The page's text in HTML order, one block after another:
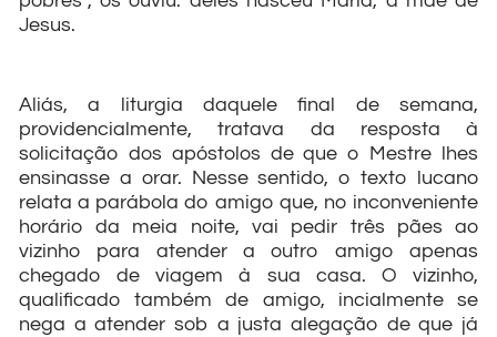
Jesus.
Aliás, a liturgia daquele final de semana,
providencialmente, tratava da resposta à
solicitação dos apóstolos de que o Mestre lhes
ensinasse a orar. Nesse sentido, o texto lucano
relata a parábola do amigo que, no inconveniente
horário da meia noite, vai pedir três pães ao
vizinho para atender a outro amigo apenas
chegado de viagem à sua casa. O vizinho,
qualificado também de amigo, incialmente se
nega a atender sob a justa alegação de que já